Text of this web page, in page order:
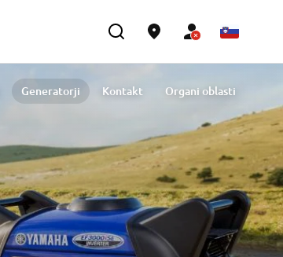
Generatorji Kontakt Organi oblasti